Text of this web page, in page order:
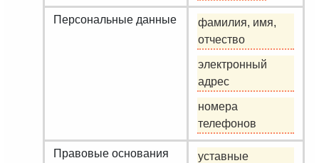
Персональные данные
фамилия, имя,
отчество
электронный
адрес
номера
телефонов
Правовые основания
уставные